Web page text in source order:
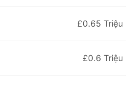
£0.65 Triệu
£0.6 Triệu